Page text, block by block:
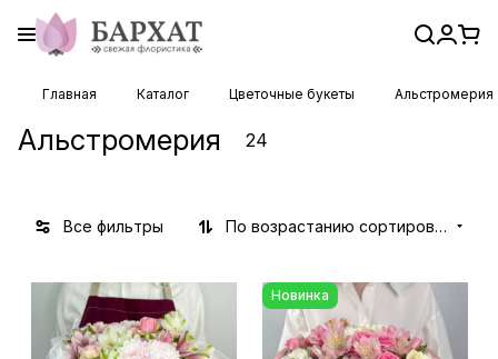
Главная Каталог Цветочные букеты Альстромерия
Альстромерия 24
Все фильтры По возрастанию сортировки
Новинка